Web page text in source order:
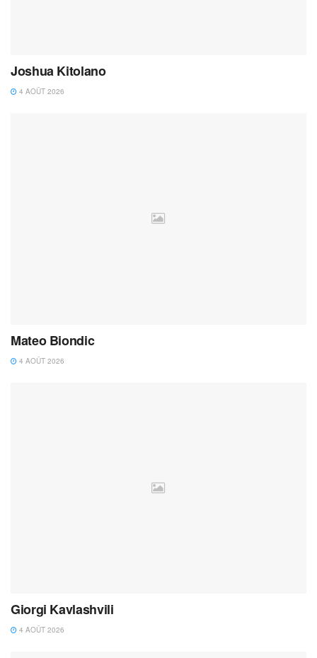
Joshua Kitolano
4 AOÛT 2026
Mateo Biondic
4 AOÛT 2026
Giorgi Kavlashvili
4 AOÛT 2026